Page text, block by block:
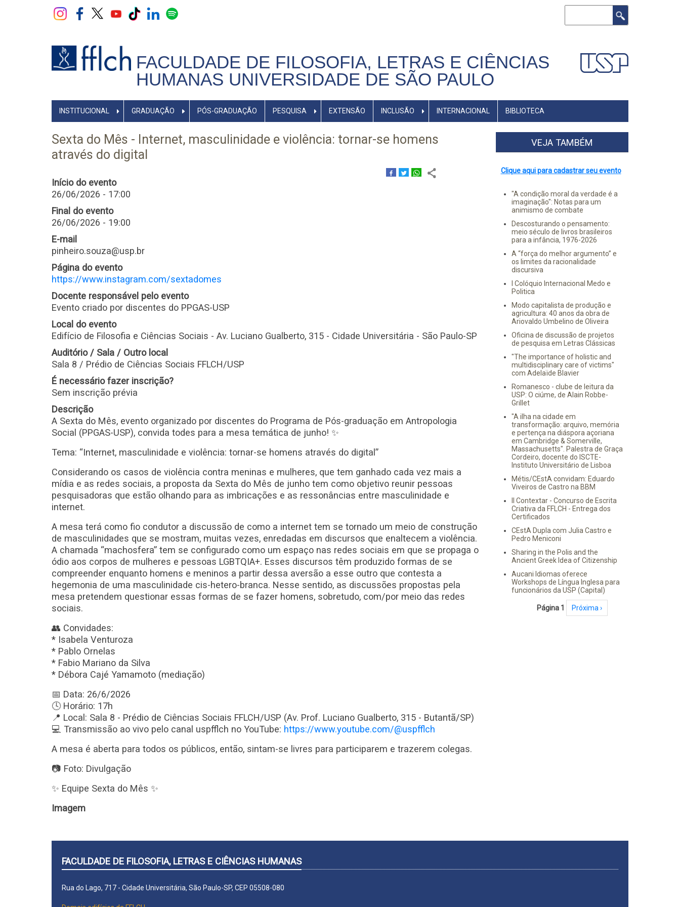
FACULDADE DE FILOSOFIA, LETRAS E CIÊNCIAS
HUMANAS UNIVERSIDADE DE SÃO PAULO
NAVEGADOR
PRINCIPAL
INSTITUCIONAL GRADUAÇÃO PÓS-GRADUAÇÃO PESQUISA EXTENSÃO INCLUSÃO INTERNACIONAL BIBLIOTECA
Sexta do Mês - Internet, masculinidade e violência: tornar-se homens
através do digital
Início do evento
26/06/2026 - 17:00
Final do evento
26/06/2026 - 19:00
E-mail
pinheiro.souza@usp.br
Página do evento
https://www.instagram.com/sextadomes
Docente responsável pelo evento
Evento criado por discentes do PPGAS-USP
Local do evento
Edifício de Filosofia e Ciências Sociais - Av. Luciano Gualberto, 315 - Cidade Universitária - São Paulo-SP
Auditório / Sala / Outro local
Sala 8 / Prédio de Ciências Sociais FFLCH/USP
É necessário fazer inscrição?
Sem inscrição prévia
Descrição
A Sexta do Mês, evento organizado por discentes do Programa de Pós-graduação em Antropologia
Social (PPGAS-USP), convida todes para a mesa temática de junho! ✨
Tema: “Internet, masculinidade e violência: tornar-se homens através do digital”
Considerando os casos de violência contra meninas e mulheres, que tem ganhado cada vez mais a
mídia e as redes sociais, a proposta da Sexta do Mês de junho tem como objetivo reunir pessoas
pesquisadoras que estão olhando para as imbricações e as ressonâncias entre masculinidade e
internet.
A mesa terá como fio condutor a discussão de como a internet tem se tornado um meio de construção
de masculinidades que se mostram, muitas vezes, enredadas em discursos que enaltecem a violência.
A chamada “machosfera” tem se configurado como um espaço nas redes sociais em que se propaga o
ódio aos corpos de mulheres e pessoas LGBTQIA+. Esses discursos têm produzido formas de se
compreender enquanto homens e meninos a partir dessa aversão a esse outro que contesta a
hegemonia de uma masculinidade cis-hetero-branca. Nesse sentido, as discussões propostas pela
mesa pretendem questionar essas formas de se fazer homens, sobretudo, com/por meio das redes
sociais.
👥 Convidades:
* Isabela Venturoza
* Pablo Ornelas
* Fabio Mariano da Silva
* Débora Cajé Yamamoto (mediação)
📅 Data: 26/6/2026
🕓 Horário: 17h
📍 Local: Sala 8 - Prédio de Ciências Sociais FFLCH/USP (Av. Prof. Luciano Gualberto, 315 - Butantã/SP)
💻 Transmissão ao vivo pelo canal uspfflch no YouTube: https://www.youtube.com/@uspfflch
A mesa é aberta para todos os públicos, então, sintam-se livres para participarem e trazerem colegas.
📷 Foto: Divulgação
✨ Equipe Sexta do Mês ✨
Imagem
VEJA TAMBÉM
Clique aqui para cadastrar seu evento
"A condição moral da verdade é a
imaginação": Notas para um
animismo de combate
Descosturando o pensamento:
meio século de livros brasileiros
para a infância, 1976-2026
A “força do melhor argumento” e
os limites da racionalidade
discursiva
I Colóquio Internacional Medo e
Politica
Modo capitalista de produção e
agricultura: 40 anos da obra de
Ariovaldo Umbelino de Oliveira
Oficina de discussão de projetos
de pesquisa em Letras Clássicas
"The importance of holistic and
multidisciplinary care of victims"
com Adelaïde Blavier
Romanesco - clube de leitura da
USP: O ciúme, de Alain Robbe-
Grillet
"A ilha na cidade em
transformação: arquivo, memória
e pertença na diáspora açoriana
em Cambridge & Somerville,
Massachusetts". Palestra de Graça
Cordeiro, docente do ISCTE-
Instituto Universitário de Lisboa
Métis/CEstA convidam: Eduardo
Viveiros de Castro na BBM
II Contextar - Concurso de Escrita
Criativa da FFLCH - Entrega dos
Certificados
CEstA Dupla com Julia Castro e
Pedro Meniconi
Sharing in the Polis and the
Ancient Greek Idea of Citizenship
Aucani Idiomas oferece
Workshops de Língua Inglesa para
funcionários da USP (Capital)
PaginaçãoPágina 1 Próxima página
Próxima ›
FACULDADE DE FILOSOFIA, LETRAS E CIÊNCIAS HUMANAS
Rua do Lago, 717 - Cidade Universitária, São Paulo-SP, CEP 05508-080